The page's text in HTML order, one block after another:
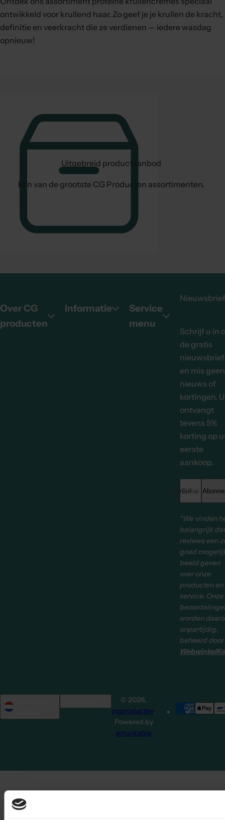
ontwikkeld voor krullend haar. Zo geef je je krullen de kracht,
definitie en veerkracht die ze verdienen — iedere wasdag
opnieuw!
Uitgebreid productaanbod
Een van de grootste CG Producten assortimenten.
Over CG
producten
Informatie
Service
menu
Nieuwsbrief
Schrijf u in
de gratis
nieuwsbrief
en mis geen
nieuws of
kortingen. U
ontvangt
tevens 5%
korting op
eerste
aankoop.
E-mailadres *
“We vinden
belangrijk
reviews een
goed
beeld geven
over onze
producten en
service. Onze
worden
onpartijdig,
beheerd door
© 2026,
cgproducten.
Powered by
emarkable